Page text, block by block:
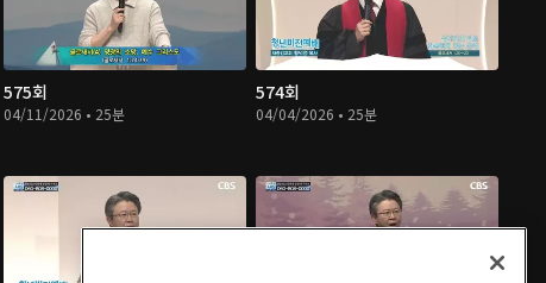
575회
04/11/2026 • 25분
574회
04/04/2026 • 25분